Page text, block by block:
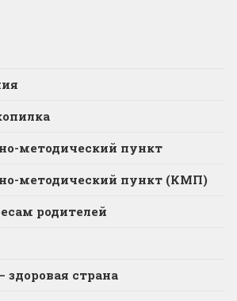
методический пункт
методический пункт (КМП)
родителей
здоровая страна